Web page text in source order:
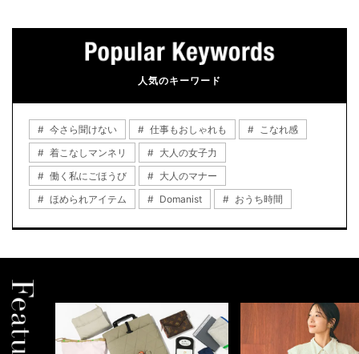
人気のキーワード
今さら聞けない 仕事もおしゃれも
こなれ感
着こなしマンネリ
大人の女子力
働く私にごほうび
大人のマナー
ほめられアイテム
Domanist おうち時間